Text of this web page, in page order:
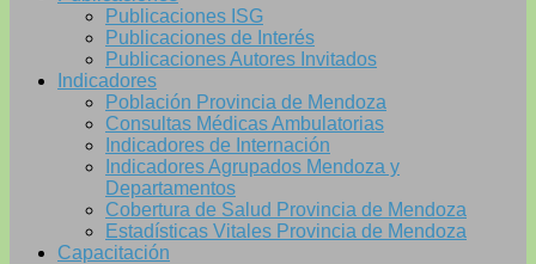
Publicaciones ISG
Publicaciones de Interés
Publicaciones Autores Invitados
Indicadores
Población Provincia de Mendoza
Consultas Médicas Ambulatorias
Indicadores de Internación
Indicadores Agrupados Mendoza y
Departamentos
Cobertura de Salud Provincia de Mendoza
Estadísticas Vitales Provincia de Mendoza
Capacitación